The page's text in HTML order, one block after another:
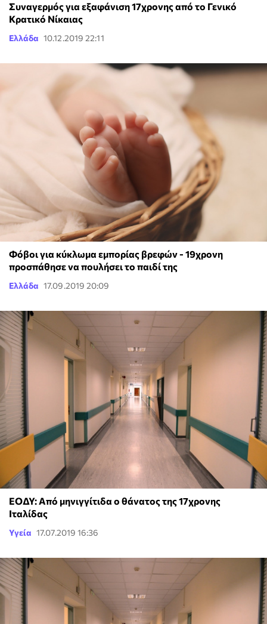
Συναγερμός για εξαφάνιση 17χρονης από το Γενικό
Κρατικό Νίκαιας
Ελλάδα 10.12.2019 22:11
Φόβοι για κύκλωμα εμπορίας βρεφών - 19χρονη
προσπάθησε να πουλήσει το παιδί της
Ελλάδα 17.09.2019 20:09
ΕΟΔΥ: Από μηνιγγίτιδα ο θάνατος της 17χρονης
Ιταλίδας
Υγεία 17.07.2019 16:36